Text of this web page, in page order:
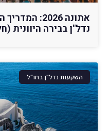
אתונה 2026:
נדל"ן בבירה היוונית
השקעות נדל"ן בחו"ל